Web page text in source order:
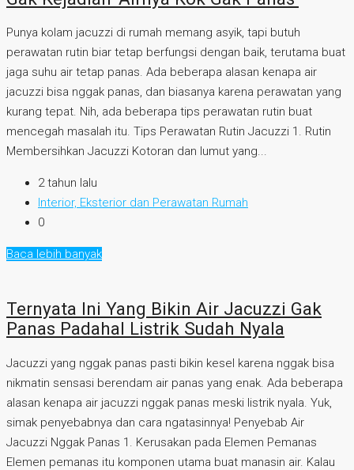
Punya kolam jacuzzi di rumah memang asyik, tapi butuh
perawatan rutin biar tetap berfungsi dengan baik, terutama buat
jaga suhu air tetap panas. Ada beberapa alasan kenapa air
jacuzzi bisa nggak panas, dan biasanya karena perawatan yang
kurang tepat. Nih, ada beberapa tips perawatan rutin buat
mencegah masalah itu. Tips Perawatan Rutin Jacuzzi 1. Rutin
Membersihkan Jacuzzi Kotoran dan lumut yang...
2 tahun lalu
Interior, Eksterior dan Perawatan Rumah
0
Baca lebih banyak
Ternyata Ini Yang Bikin Air Jacuzzi Gak
Panas Padahal Listrik Sudah Nyala
Jacuzzi yang nggak panas pasti bikin kesel karena nggak bisa
nikmatin sensasi berendam air panas yang enak. Ada beberapa
alasan kenapa air jacuzzi nggak panas meski listrik nyala. Yuk,
simak penyebabnya dan cara ngatasinnya! Penyebab Air
Jacuzzi Nggak Panas 1. Kerusakan pada Elemen Pemanas
Elemen pemanas itu komponen utama buat manasin air. Kalau